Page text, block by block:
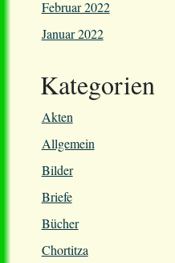
Februar 2022
Januar 2022
Kategorien
Akten
Allgemein
Bilder
Briefe
Bücher
Chortitza